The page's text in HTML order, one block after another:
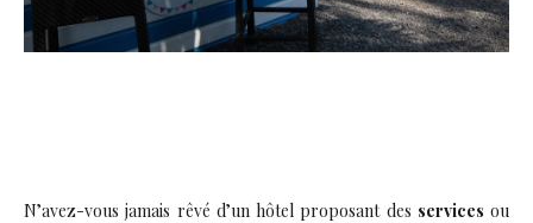
N’avez-vous jamais rêvé d’un hôtel proposant des services ou